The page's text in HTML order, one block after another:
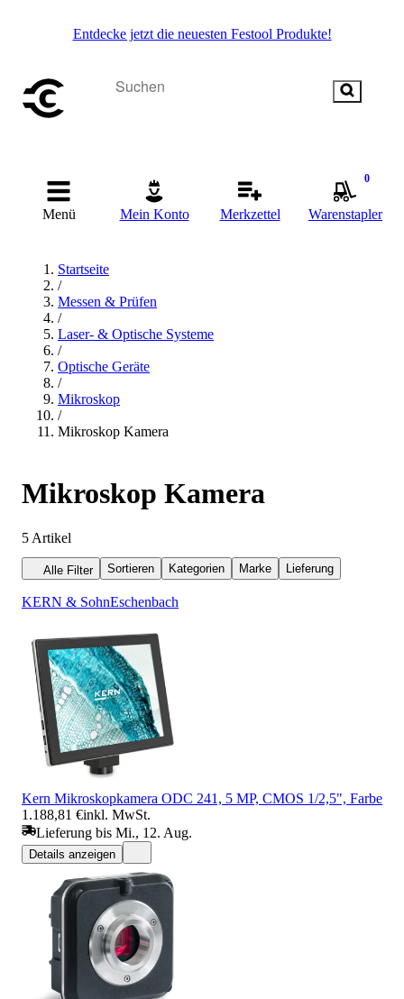
Entdecke jetzt die neuesten Festool Produkte!
Menü Mein Konto Merkzettel
0
Warenstapler
Startseite
/
Messen & Prüfen
/
Laser- & Optische Systeme
/
Optische Geräte
/
Mikroskop
/
Mikroskop Kamera
Mikroskop Kamera
5 Artikel
Alle Filter Sortieren Kategorien Marke Lieferung
KERN & SohnEschenbach
Kern Mikroskopkamera ODC 241, 5 MP, CMOS 1/2,5", Farbe
1.188,81 €inkl. MwSt.
Lieferung bis Mi., 12. Aug.
Details anzeigen